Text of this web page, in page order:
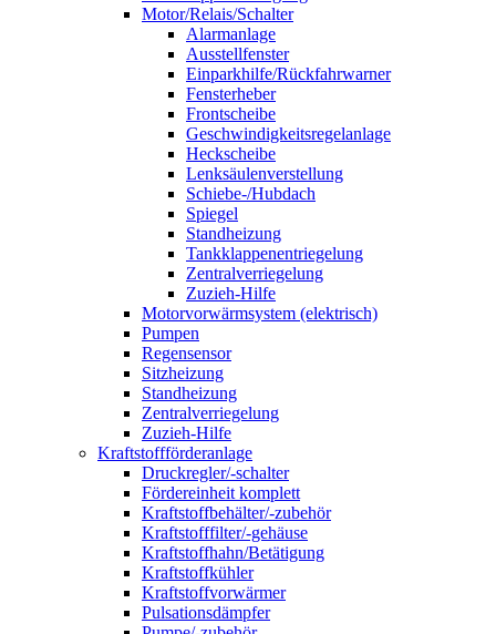
Motor/Relais/Schalter
Alarmanlage
Ausstellfenster
Einparkhilfe/Rückfahrwarner
Fensterheber
Frontscheibe
Geschwindigkeitsregelanlage
Heckscheibe
Lenksäulenverstellung
Schiebe-/Hubdach
Spiegel
Standheizung
Tankklappenentriegelung
Zentralverriegelung
Zuzieh-Hilfe
Motorvorwärmsystem (elektrisch)
Pumpen
Regensensor
Sitzheizung
Standheizung
Zentralverriegelung
Zuzieh-Hilfe
Kraftstoffförderanlage
Druckregler/-schalter
Fördereinheit komplett
Kraftstoffbehälter/-zubehör
Kraftstofffilter/-gehäuse
Kraftstoffhahn/Betätigung
Kraftstoffkühler
Kraftstoffvorwärmer
Pulsationsdämpfer